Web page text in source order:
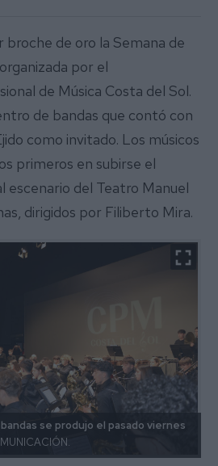
de oro la Semana de
por el
de Música Costa del Sol.
de bandas que contó con
como invitado. Los músicos
primeros en subirse el
escenario del Teatro Manuel
dirigidos por Filiberto Mira.
se produjo el pasado viernes